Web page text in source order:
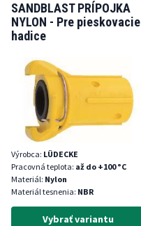
SANDBLAST PRÍPOJKA
NYLON - Pre pieskovacie
hadice
Výrobca: LÜDECKE
Pracovná teplota: až do +100 °C
Materiál: Nylon
Materiál tesnenia: NBR
Vybrať variantu